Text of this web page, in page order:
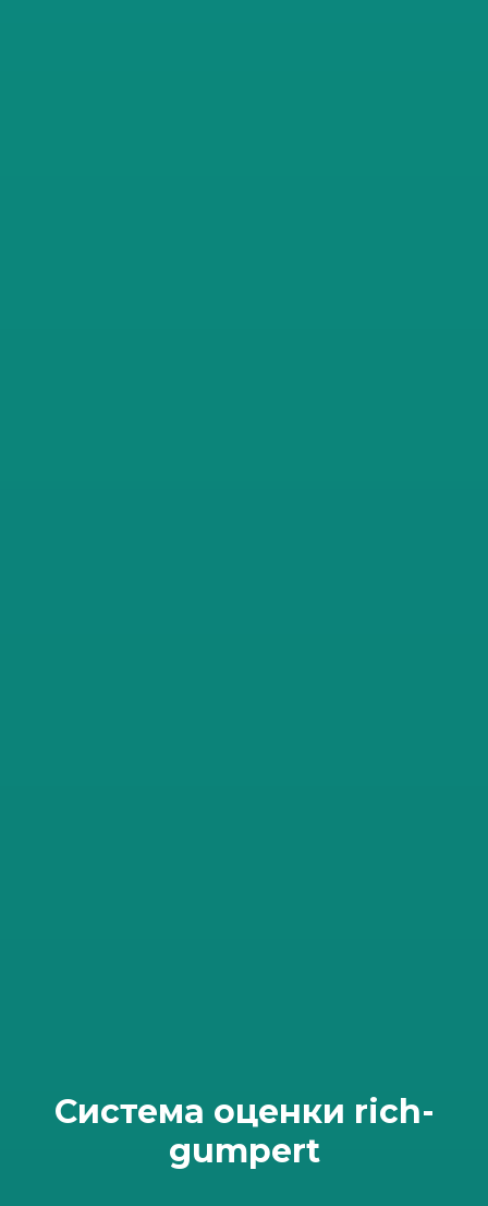
Система оценки rich-
gumpert